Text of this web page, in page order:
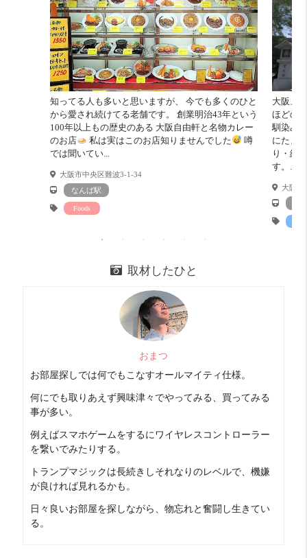
コスパ びみょー 8 点
設備の充実は分譲並み。
ちょっと高いような。。。
収納力 そこそこ 12 点
一人なら標準くらいだけど、二人だと少ないかな。。。
外食派 めっちゃ良い！！ 20 点
繁華街からちょっと入ったとこなので、
飲食店はそこら中にあります。
自炊派 めっちゃ良い！！ 20 点
ちょっと行くとスーパーがいくつもあります。
キッチンの上段の食器棚がいいですね♪
明るさ めっちゃ良い！！ 20 点
知ってる人も多いと思いますが、 今でも多くのひと
から愛され続けてる老舗です。 創業明治43年という
100年以上もの歴史のある 大阪自由軒と名物カレー
のお店
私は実はこのお店知りませんでした
噂
では聞いてい...
大阪市中央区難波3-1-34
なんば駅
Foods
大阪メ
ほどの
馴染み
にたま
り・縁
す。...
大阪市
取材したひと
おまつ
お部屋探しでは何でもこなすオールマイティ仕様。
何にでも取りあえず興味津々でやってみる、買ってみる
事が多い。
例えばスマホゲームをするにワイヤレスコントローラー
を繋いでみたりする。
トランプマジックは長続きしそれなりのレベルで、機嫌
が良ければ見れるかも。
日々良いお部屋を探しながら、物忘れと奮闘し生きてい
る。